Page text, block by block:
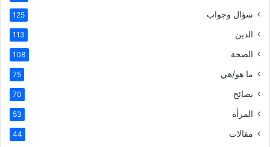
سؤال وجواب 125
الدين 113
الصحة 108
ما هو/هي 75
نصائح 70
المرأة 53
مقالات 44